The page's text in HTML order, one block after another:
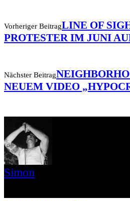
Vorheriger BeitragLINE OF
PROTESTER IM JUNI
Nächster Beitrag
NEUEM VIDEO
Simon